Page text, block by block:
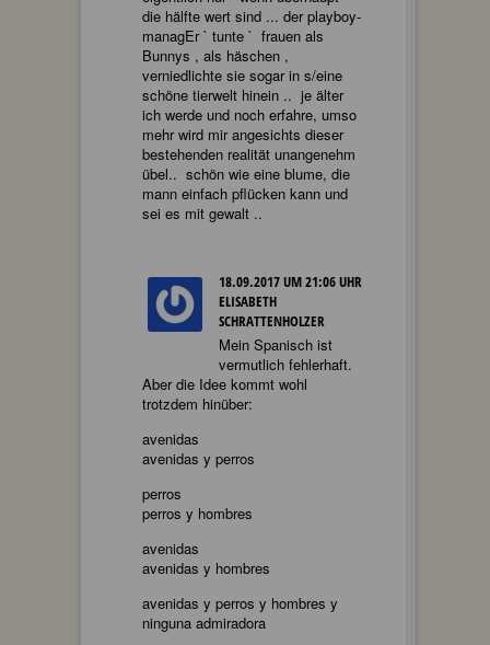
die hälfte wert sind ... der playboy-
managEr ` tunte ` frauen als
Bunnys , als häschen ,
verniedlichte sie sogar in s/eine
schöne tierwelt hinein .. je älter
ich werde und noch erfahre, umso
mehr wird mir angesichts dieser
bestehenden realität unangenehm
übel.. schön wie eine blume, die
mann einfach pflücken kann und
sei es mit gewalt ..
18.09.2017 UM 21:06 UHR
ELISABETH
SCHRATTENHOLZER
Mein Spanisch ist
vermutlich fehlerhaft.
Aber die Idee kommt wohl
trotzdem hinüber:
avenidas
avenidas y perros
perros
perros y hombres
avenidas
avenidas y hombres
avenidas y perros y hombres y
ninguna admiradora